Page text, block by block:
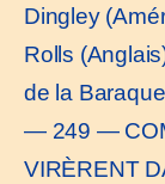
Dingley
Rolls
de la Baraque
— 249 —
VIRÈRENT